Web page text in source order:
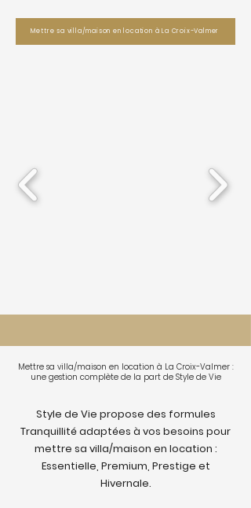
Mettre sa villa/maison en location à La Croix-Valmer
Mettre sa villa/maison en location à La Croix-Valmer :
une gestion complète de la part de Style de Vie
Style de Vie propose des formules
Tranquillité adaptées à vos besoins pour
mettre sa villa/maison en location :
Essentielle, Premium, Prestige et
Hivernale.